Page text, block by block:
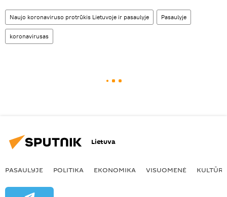
Naujo koronaviruso protrūkis Lietuvoje ir pasaulyje Pasaulyje
koronavirusas
Lietuva
PASAULYJE POLITIKA EKONOMIKA VISUOMENĖ KULTŪRA